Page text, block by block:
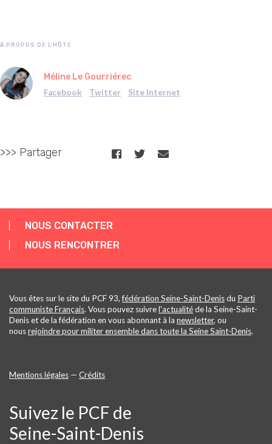
À PROPOS DE L'HÔTE
Méline Le Gourriérec
Facebook Twitter Site Internet
>>> Partager
NOUS CONTACTER
NOUS RENCONTRER
Vous êtes sur le site du PCF 93,fédération Seine-Saint-Denisdu Parti
communiste Français. Vous pouvez suivrel'actualitéde la Seine-Saint-
Denis et de la fédération en vous abonnant à la newsletter, ou
nousrejoindre pour militer ensemble dans toute la Seine Saint-Denis.
Mentions légales — Crédits
Suivez le PCF de
Seine-Saint-Denis